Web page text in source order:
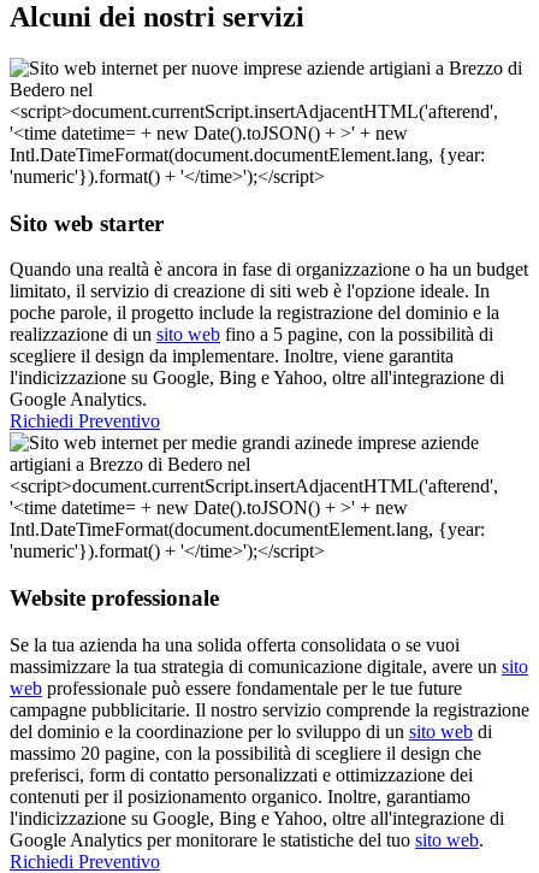
Alcuni dei nostri servizi
Sito web starter
Quando una realtà è ancora in fase di organizzazione o ha un budget
limitato, il servizio di creazione di siti web è l'opzione ideale. In
poche parole, il progetto include la registrazione del dominio e la
realizzazione di un sito web fino a 5 pagine, con la possibilità di
scegliere il design da implementare. Inoltre, viene garantita
l'indicizzazione su Google, Bing e Yahoo, oltre all'integrazione di
Google Analytics.
Richiedi Preventivo
Website professionale
Se la tua azienda ha una solida offerta consolidata o se vuoi
massimizzare la tua strategia di comunicazione digitale, avere un sito
web professionale può essere fondamentale per le tue future
campagne pubblicitarie. Il nostro servizio comprende la registrazione
del dominio e la coordinazione per lo sviluppo di un sito web di
massimo 20 pagine, con la possibilità di scegliere il design che
preferisci, form di contatto personalizzati e ottimizzazione dei
contenuti per il posizionamento organico. Inoltre, garantiamo
l'indicizzazione su Google, Bing e Yahoo, oltre all'integrazione di
Google Analytics per monitorare le statistiche del tuo sito web.
Richiedi Preventivo